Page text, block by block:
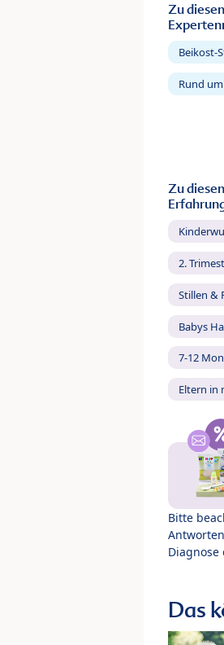
Zu
Beikost-
Rund
Zu
2.
Stillen &
Babys
7-12
Eltern in
Bitte
Das